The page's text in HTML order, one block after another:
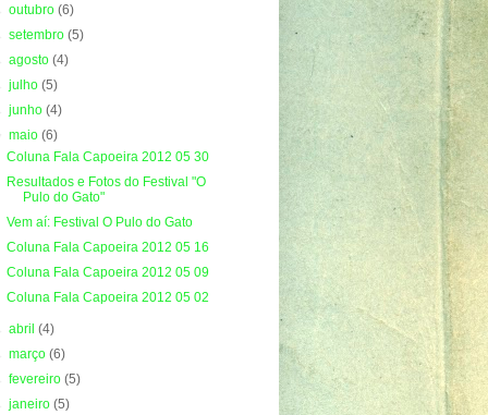
outubro(6)
setembro(5)
agosto(4)
julho(5)
junho(4)
maio(6)
Coluna Fala Capoeira 2012 05 30
Resultados e Fotos do Festival "O
Pulo do Gato"
Vem aí: Festival O Pulo do Gato
Coluna Fala Capoeira 2012 05 16
Coluna Fala Capoeira 2012 05 09
Coluna Fala Capoeira 2012 05 02
abril(4)
março(6)
fevereiro(5)
janeiro(5)